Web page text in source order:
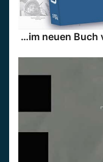
…im neuen Buch